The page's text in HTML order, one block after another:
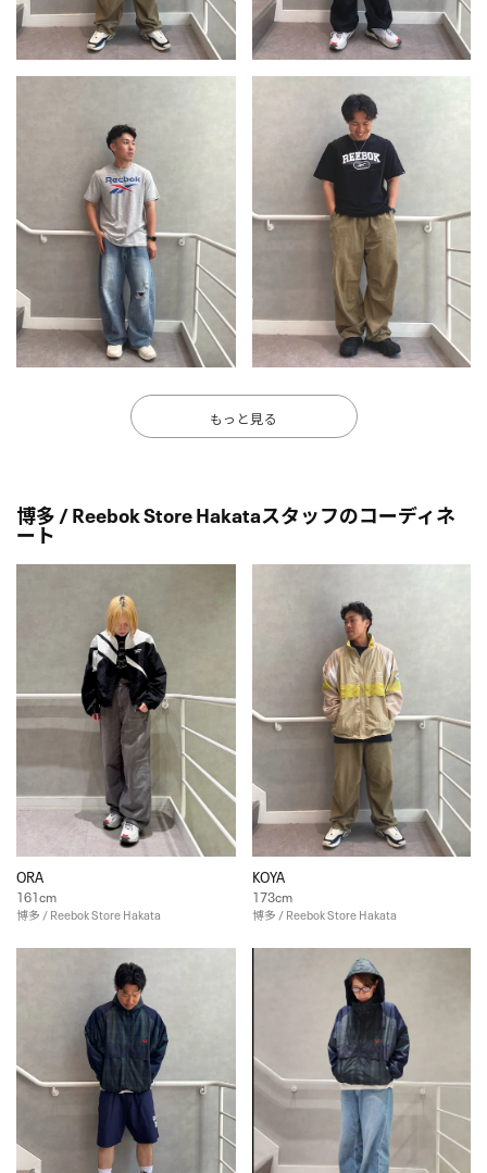
もっと見る
博多 / Reebok Store Hakataスタッフのコーディネ
ート
ORA
161cm
博多 / Reebok Store Hakata
KOYA
173cm
博多 / Reebok Store Hakata